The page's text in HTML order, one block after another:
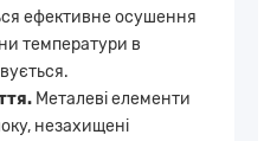
ефективне осушення
температури в
Металеві елементи
незахищені